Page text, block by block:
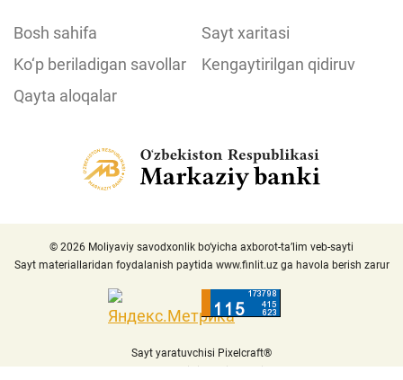
Bosh sahifa
Sayt xaritasi
Ko‘p beriladigan savollar
Kengaytirilgan qidiruv
Qayta aloqalar
© 2026 Moliyaviy savodxonlik bo‘yicha axborot-ta’lim veb-sayti
Sayt materiallaridan foydalanish paytida www.finlit.uzga havola berish zarur
Sayt yaratuvchisi Pixelcraft®